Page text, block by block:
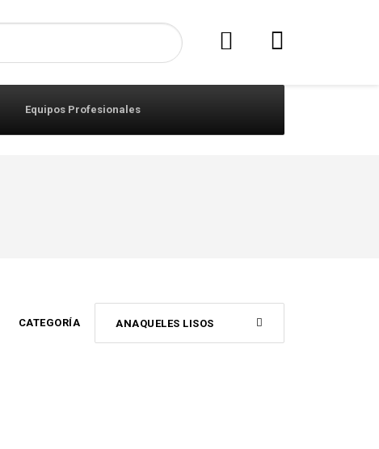
Equipos Profesionales
CATEGORÍA ANAQUELES LISOS